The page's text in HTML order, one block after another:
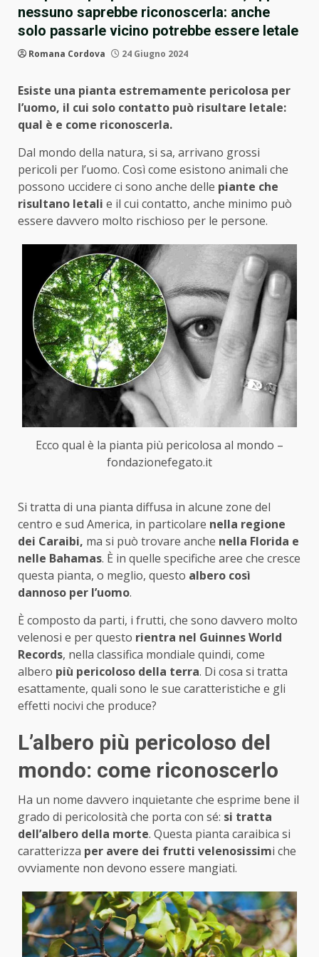
nessuno saprebbe riconoscerla: anche
solo passarle vicino potrebbe essere letale
Romana Cordova 24 Giugno 2024
Esiste una pianta estremamente pericolosa per
l’uomo, il cui solo contatto può risultare letale:
qual è e come riconoscerla.
Dal mondo della natura, si sa, arrivano grossi
pericoli per l’uomo. Così come esistono animali che
possono uccidere ci sono anche delle piante che
risultano letali e il cui contatto, anche minimo può
essere davvero molto rischioso per le persone.
Ecco qual è la pianta più pericolosa al mondo –
fondazionefegato.it
Si tratta di una pianta diffusa in alcune zone del
centro e sud America, in particolare nella regione
dei Caraibi, ma si può trovare anche nella Florida e
nelle Bahamas. È in quelle specifiche aree che cresce
questa pianta, o meglio, questo albero così
dannoso per l’uomo.
È composto da parti, i frutti, che sono davvero molto
velenosi e per questo rientra nel Guinnes World
Records, nella classifica mondiale quindi, come
albero più pericoloso della terra. Di cosa si tratta
esattamente, quali sono le sue caratteristiche e gli
effetti nocivi che produce?
L’albero più pericoloso del
mondo: come riconoscerlo
Ha un nome davvero inquietante che esprime bene il
grado di pericolosità che porta con sé: si tratta
dell’albero della morte. Questa pianta caraibica si
caratterizza per avere dei frutti velenosissimi che
ovviamente non devono essere mangiati.